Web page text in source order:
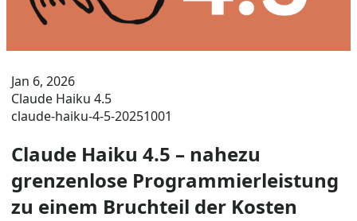
Jan 6, 2026
Claude Haiku 4.5
claude-haiku-4-5-20251001
Claude Haiku 4.5 – nahezu
grenzenlose Programmierleistung
zu einem Bruchteil der Kosten